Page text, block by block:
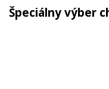
Špeciálny výber